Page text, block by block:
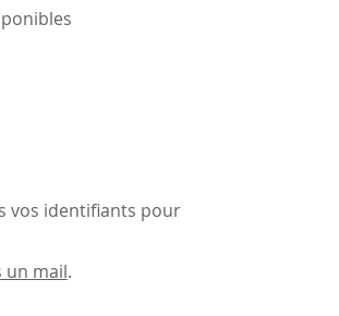
vos identifiants pour
un mail.